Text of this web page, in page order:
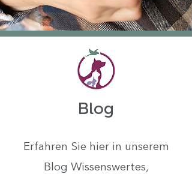
Blog
Erfahren Sie hier in unserem
Blog Wissenswertes,